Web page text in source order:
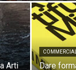
Arti
Dare